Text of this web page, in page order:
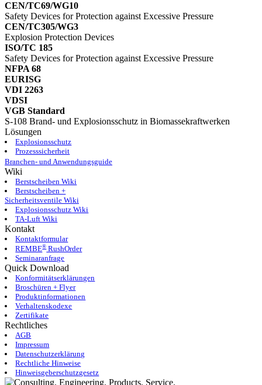
CEN/TC69/WG10
Safety Devices for Protection against Excessive Pressure
CEN/TC305/WG3
Explosion Protection Devices
ISO/TC 185
Safety Devices for Protection against Excessive Pressure
NFPA 68
EURISG
VDI 2263
VDSI
VGB Standard
S-108 Brand- und Explosionsschutz in Biomassekraftwerken
Lösungen
Explosionsschutz
Prozesssicherheit
Branchen- und Anwendungsguide
Wiki
Berstscheiben Wiki
Berstscheiben +
Sicherheitsventile Wiki
Explosionsschutz Wiki
TA-Luft Wiki
Kontakt
Kontaktformular
REMBE®RushOrder
Seminaranfrage
Quick Download
Konformitätserklärungen
Broschüren + Flyer
Produktinformationen
Verhaltenskodexe
Zertifikate
Rechtliches
AGB
Impressum
Datenschutzerklärung
Rechtliche Hinweise
Hinweisgeberschutzgesetz